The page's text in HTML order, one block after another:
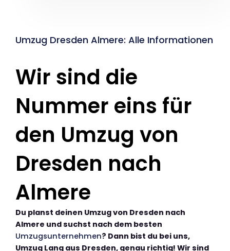
Umzug Dresden Almere: Alle Informationen
Wir sind die
Nummer eins für
den Umzug von
Dresden nach
Almere
Du planst deinen Umzug von Dresden nach
Almere und suchst nach dem besten
Umzugsunternehmen? Dann bist du bei uns,
Umzug Lang aus Dresden, genau richtig! Wir sind